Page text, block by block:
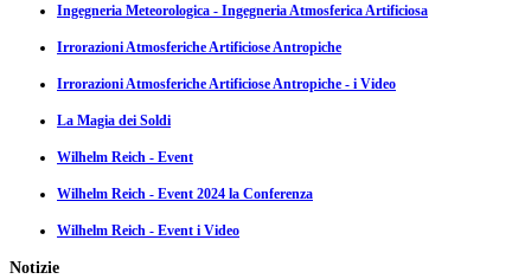
Ingegneria Meteorologica - Ingegneria Atmosferica Artificiosa
Irrorazioni Atmosferiche Artificiose Antropiche
Irrorazioni Atmosferiche Artificiose Antropiche - i Video
La Magia dei Soldi
Wilhelm Reich - Event
Wilhelm Reich - Event 2024 la Conferenza
Wilhelm Reich - Event i Video
Notizie